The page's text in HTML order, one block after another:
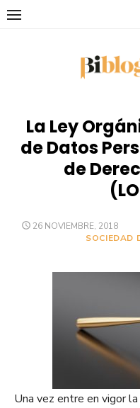
Saltar
La Ley
de Datos
de
PUBLICADO
26 NOVIEMBRE, 2018
SOCIEDAD
Una vez entre en vigor